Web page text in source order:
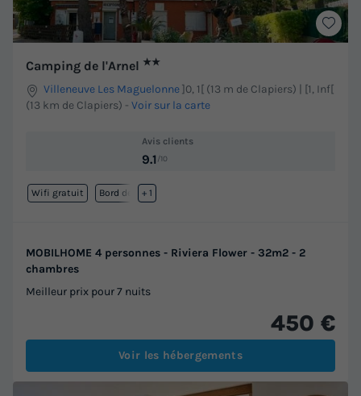
Camping de l'Arnel ★★
Villeneuve Les Maguelonne]0, 1[ (13 m de Clapiers) | [1, Inf[
(13 km de Clapiers) - Voir sur la carte
Avis clients
9.1 /10
Wifi gratuit Bord de mer
+ 1
MOBILHOME 4 personnes - Riviera Flower - 32m2 - 2
chambres
Meilleur prix pour 7 nuits
450 €
Voir les hébergements